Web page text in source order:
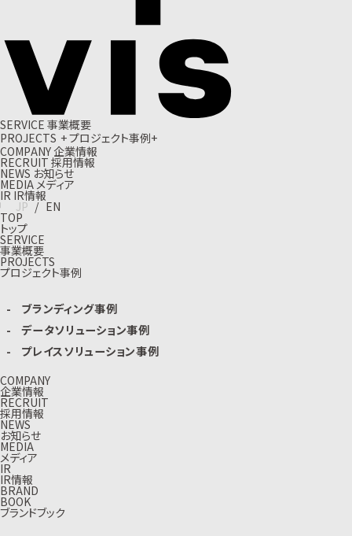
SERVICE 事業概要
PROJECTS +プロジェクト事例+
COMPANY企業情報
RECRUIT 採用情報
NEWS お知らせ
MEDIA メディア
IR IR情報
JP / EN
TOP
トップ
SERVICE
事業概要
PROJECTS
プロジェクト事例
ブランディング事例
データソリューション事例
プレイスソリューション事例
COMPANY
企業情報
RECRUIT
採用情報
NEWS
お知らせ
MEDIA
メディア
IR
IR情報
BRAND
BOOK
ブランドブック